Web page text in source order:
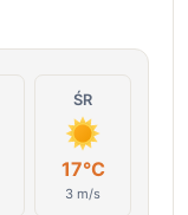
ŚR
17°C
3 m/s